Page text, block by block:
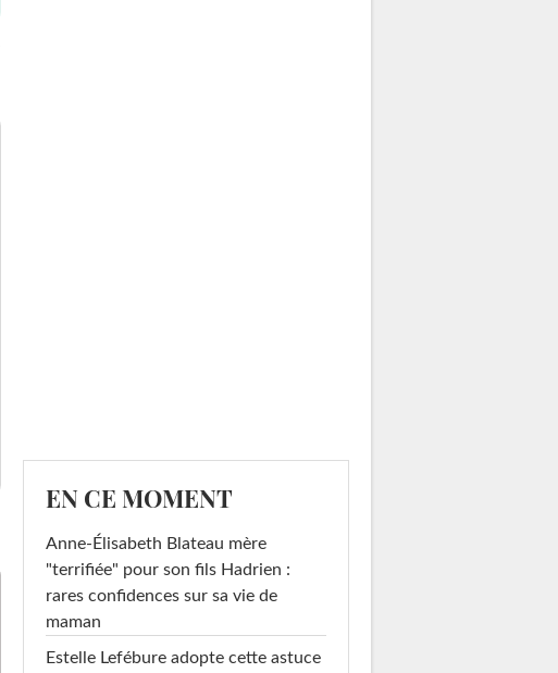
EN CE MOMENT
Anne-Élisabeth Blateau mère
"terrifiée" pour son fils Hadrien :
rares confidences sur sa vie de
maman
Estelle Lefébure adopte cette astuce